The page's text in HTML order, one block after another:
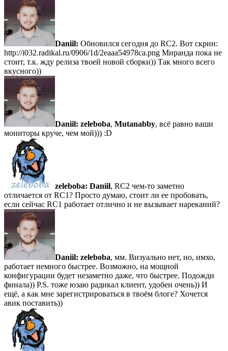
Daniil: Обновился сегодня до RC2. Вот скрин:
http://i032.radikal.ru/0906/1d/2eaaa54978ca.png Миранда пока не
стоит, т.к. жду релиза твоей новой сборки)) Так много всего
вкусного))
Daniil: zeleboba, Mutanabby, всё равно ваши
мониторы круче, чем мой))) :D
zeleboba: Daniil, RC2 чем-то заметно
отличается от RC1? Просто думаю, стоит ли ее пробовать,
если сейчас RC1 работает отлично и не вызывает нареканий?
Daniil: zeleboba, мм. Визуально нет, но, имхо,
работает немного быстрее. Возможно, на мощной
конфигурации будет незаметно даже, что быстрее. Подожди
финала)) P.S. тоже юзаю радикал клиент, удобен очень)) И
ещё, а как мне зарегистрироваться в твоём блоге? Хочется
авик поставить))